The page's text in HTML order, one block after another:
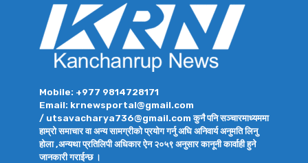
Mobile: +977 9814728171
Email: krnewsportal@gmail.com
/ utsavacharya736@gmail.com कुनै पनि सञ्चारमाध्यममा
हाम्रो समाचार वा अन्य सामग्रीको प्रयोग गर्नु अघि अनिवार्य अनुमति लिनु
होला ,अन्यथा प्रतिलिपी अधिकार ऐन २०५९ अनुसार कानूनी कार्वाही हुने
जानकारी गराईन्छ ।